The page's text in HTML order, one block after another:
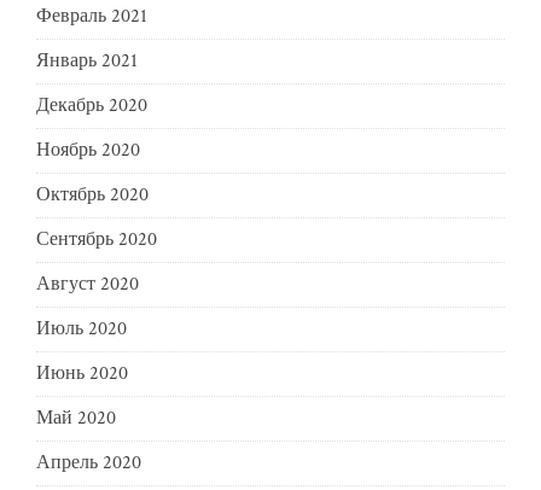
Февраль 2021
Январь 2021
Декабрь 2020
Ноябрь 2020
Октябрь 2020
Сентябрь 2020
Август 2020
Июль 2020
Июнь 2020
Май 2020
Апрель 2020